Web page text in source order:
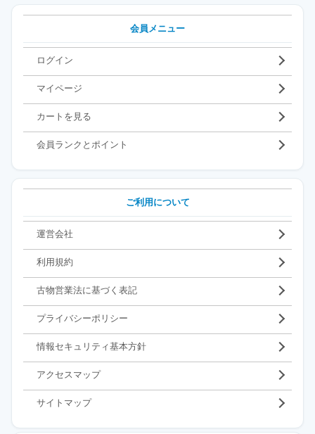
会員メニュー
ログイン
マイページ
カートを見る
会員ランクとポイント
ご利用について
運営会社
利用規約
古物営業法に基づく表記
プライバシーポリシー
情報セキュリティ基本方針
アクセスマップ
サイトマップ